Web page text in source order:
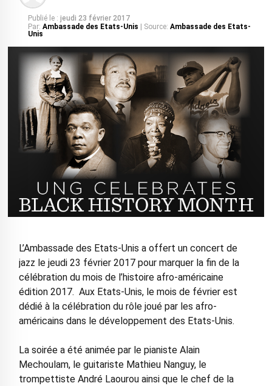
Publié le : jeudi 23 février 2017
Par: Ambassade des Etats-Unis | Source: Ambassade des Etats-
Unis
L’Ambassade des Etats-Unis a offert un concert de
jazz le jeudi 23 février 2017 pour marquer la fin de la
célébration du mois de l’histoire afro-américaine
édition 2017. Aux Etats-Unis, le mois de février est
dédié à la célébration du rôle joué par les afro-
américains dans le développement des Etats-Unis.
La soirée a été animée par le pianiste Alain
Mechoulam, le guitariste Mathieu Nanguy, le
trompettiste André Laourou ainsi que le chef de la